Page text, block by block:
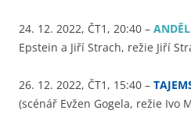
24. 12. 2022, ČT1, 20:40 –
Epstein a Jiří Strach, režie Jiří
26. 12. 2022, ČT1, 15:40 –
(scénář Evžen Gogela, režie Ivo